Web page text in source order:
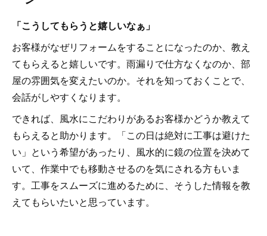
「こうしてもらうと嬉しいなぁ」
お客様がなぜリフォームをすることになったのか、教え
てもらえると嬉しいです。雨漏りで仕方なくなのか、部
屋の雰囲気を変えたいのか。それを知っておくことで、
会話がしやすくなります。
できれば、風水にこだわりがあるお客様かどうか教えて
もらえると助かります。「この日は絶対に工事は避けた
い」という希望があったり、風水的に鏡の位置を決めて
いて、作業中でも移動させるのを気にされる方もいま
す。工事をスムーズに進めるために、そうした情報を教
えてもらいたいと思っています。